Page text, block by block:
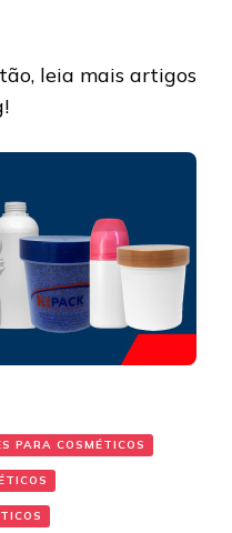
leia mais artigos
!
PARA COSMÉTICOS